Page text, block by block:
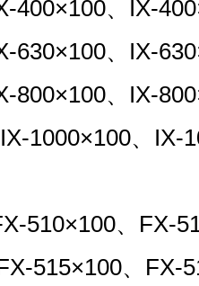
400×100、IX-
630×100、IX-
800×100、IX-
1000×100、IX-
510×100、FX-
515×100、FX-